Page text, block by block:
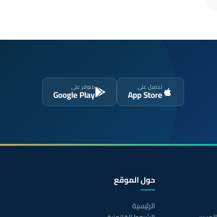
تحميل على
App Store
متوفر على
Google Play
حول الموقع
الرئيسية